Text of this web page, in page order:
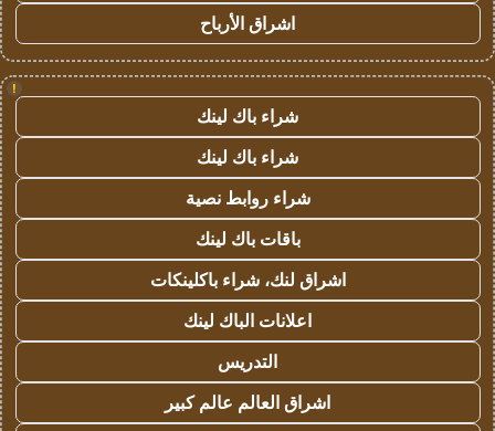
اشراق الأرباح
!
شراء باك لينك
شراء باك لينك
شراء روابط نصية
باقات باك لينك
اشراق لنك، شراء باكلينكات
اعلانات الباك لينك
التدريس
اشراق العالم عالم كبير